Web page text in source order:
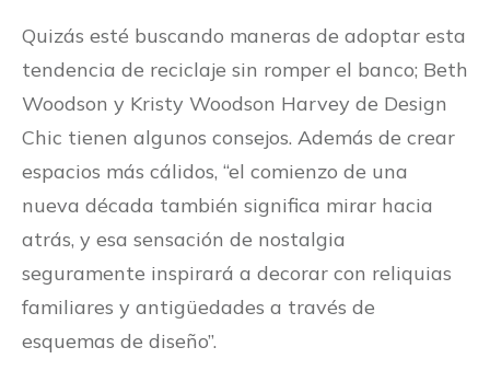
Quizás esté buscando maneras de adoptar esta
tendencia de reciclaje sin romper el banco; Beth
Woodson y Kristy Woodson Harvey de Design
Chic tienen algunos consejos. Además de crear
espacios más cálidos, “el comienzo de una
nueva década también significa mirar hacia
atrás, y esa sensación de nostalgia
seguramente inspirará a decorar con reliquias
familiares y antigüedades a través de
esquemas de diseño”.